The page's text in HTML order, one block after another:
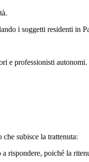
i soggetti residenti in
e professionisti
subisce la trattenuta:
rispondere, poiché la